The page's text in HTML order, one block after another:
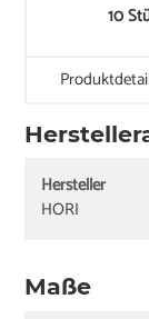
10
Hersteller
HORI
Maße